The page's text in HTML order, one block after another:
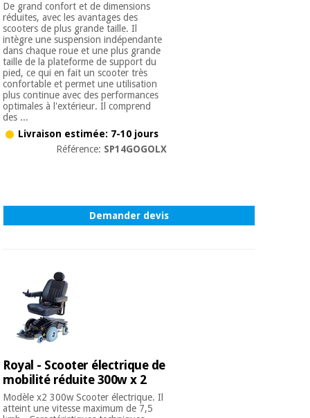
De grand confort et de dimensions
réduites, avec les avantages des
scooters de plus grande taille. Il
intègre une suspension indépendante
dans chaque roue et une plus grande
taille de la plateforme de support du
pied, ce qui en fait un scooter très
confortable et permet une utilisation
plus continue avec des performances
optimales à l'extérieur. Il comprend
des ...
Livraison estimée: 7-10 jours
Référence: SP14GOGOLX
Demander devis
Royal - Scooter électrique de
mobilité réduite 300w x 2
Modèle x2 300w Scooter électrique. Il
atteint une vitesse maximum de 7,5